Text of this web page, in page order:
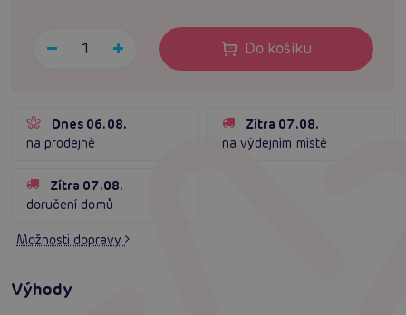
Do košíku
Dnes 06.08.
na prodejně
Zítra 07.08.
na výdejním místě
Zítra 07.08.
doručení domů
Možnosti dopravy
Výhody